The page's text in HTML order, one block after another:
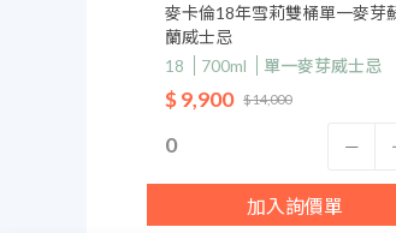
麥卡倫18年雪莉雙桶單一麥芽
蘭威士忌
18
700ml 單一麥芽威士忌
$ 9,900 $ 14,000
加入詢價單